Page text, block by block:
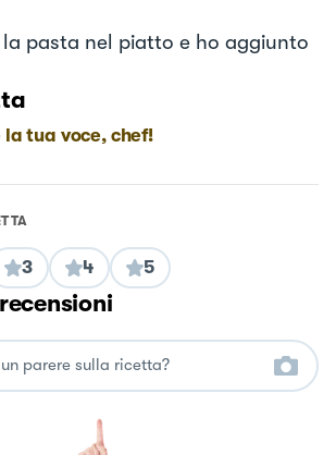
la pasta nel piatto e ho aggiunto
la tua voce, chef!
3 4 5